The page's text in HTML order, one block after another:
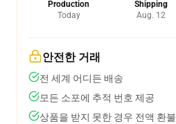
Production
Today
Shipping
Aug. 12
안전한 거래
전 세계 어디든 배송
모든 소포에 추적 번호 제공
상품을 받지 못한 경우 전액 환불